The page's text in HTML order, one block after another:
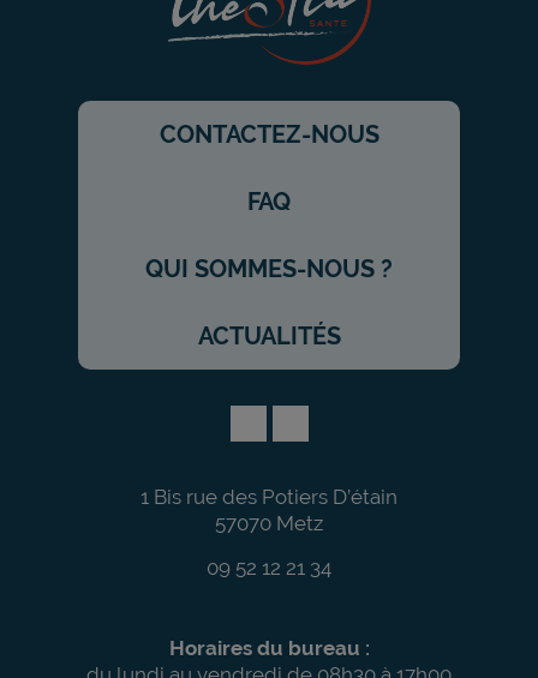
CONTACTEZ-NOUS
FAQ
QUI SOMMES-NOUS ?
ACTUALITÉS
1 Bis rue des Potiers D’étain
57070 Metz
09 52 12 21 34
Horaires du bureau :